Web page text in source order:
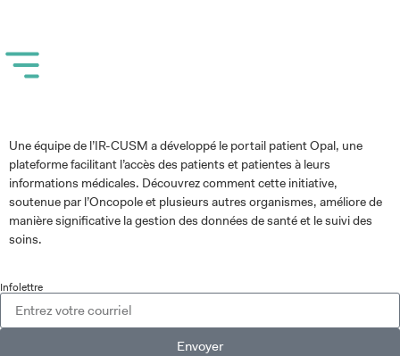
Une équipe de l’IR-CUSM a développé le portail patient Opal, une
plateforme facilitant l’accès des patients et patientes à leurs
informations médicales. Découvrez comment cette initiative,
soutenue par l’Oncopole et plusieurs autres organismes, améliore de
manière significative la gestion des données de santé et le suivi des
soins.
Infolettre
Envoyer